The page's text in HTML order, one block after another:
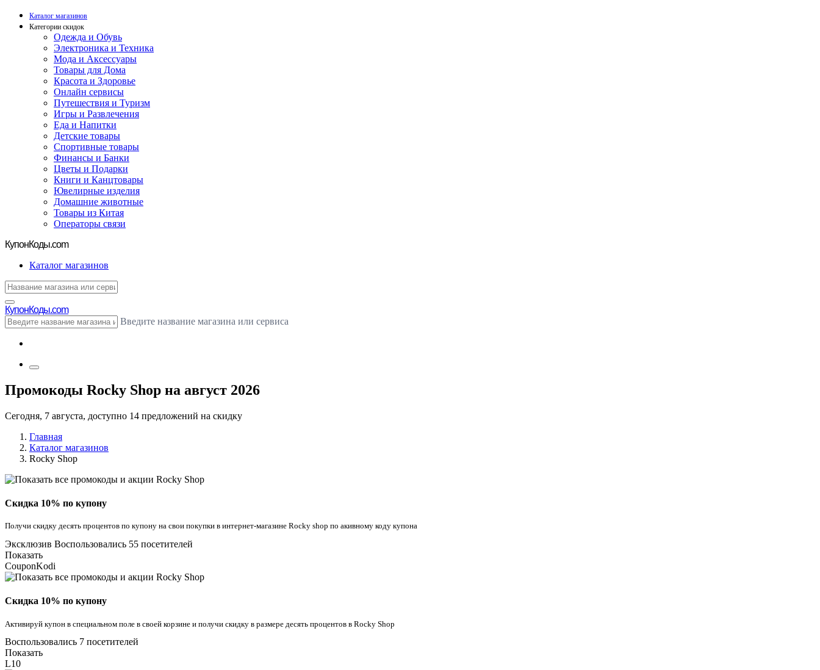
Каталог магазинов
Категории скидок
Одежда и Обувь
Электроника и Техника
Мода и Аксессуары
Товары для Дома
Красота и Здоровье
Онлайн сервисы
Путешествия и Туризм
Игры и Развлечения
Еда и Напитки
Детские товары
Спортивные товары
Финансы и Банки
Цветы и Подарки
Книги и Канцтовары
Ювелирные изделия
Домашние животные
Товары из Китая
Операторы связи
КупонКоды.com
Каталог магазинов
КупонКоды.com
Введите название магазина или сервиса
Промокоды Rocky Shop на август 2026
Сегодня, 7 августа, доступно 14 предложений на скидку
Главная
Каталог магазинов
Rocky Shop
Скидка 10% по купону
Получи скидку десять процентов по купону на свои покупки в интернет-магазине Rocky shop по акивному коду купона
Эксклюзив Воспользовались 55 посетителей
Показать
CouponKodi
Скидка 10% по купону
Активируй купон в специальном поле в своей корзине и получи скидку в размере десять процентов в Rocky Shop
Воспользовались 7 посетителей
Показать
L10